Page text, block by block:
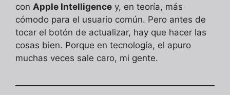
con Apple Intelligence y, en teoría, más
cómodo para el usuario común. Pero antes de
tocar el botón de actualizar, hay que hacer las
cosas bien. Porque en tecnología, el apuro
muchas veces sale caro, mi gente.